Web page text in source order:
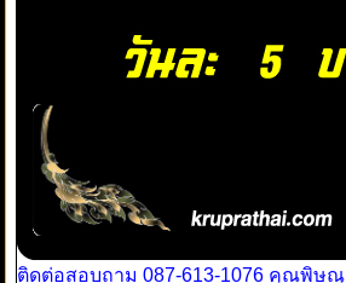
ติดต่อสอบถาม 087-613-1076 คุณพิษณุ